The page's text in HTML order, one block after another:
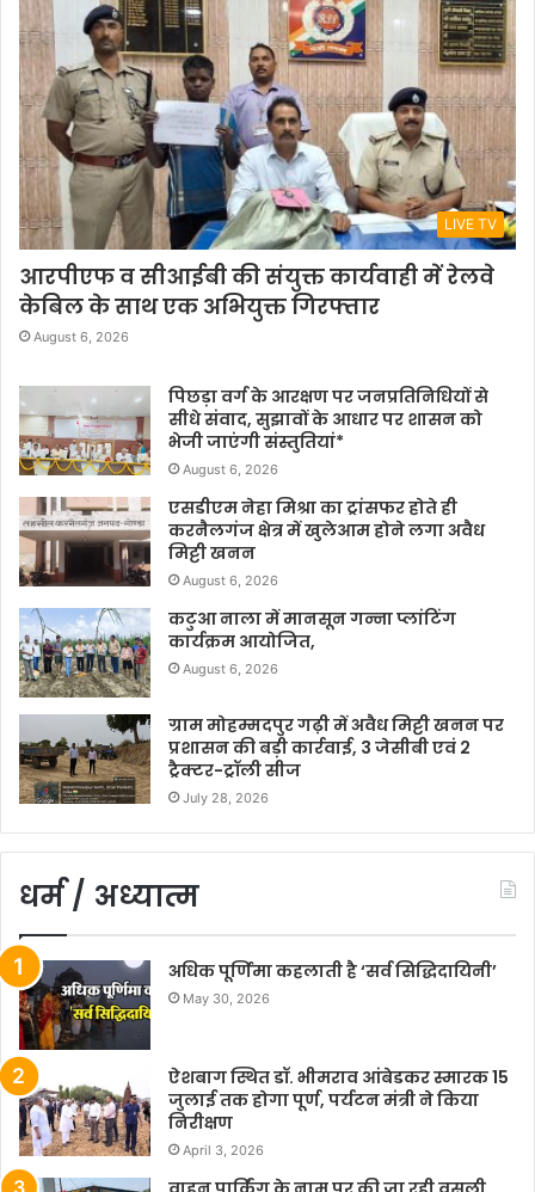
LIVE TV
आरपीएफ व सीआईबी की संयुक्त कार्यवाही में रेलवे
केबिल के साथ एक अभियुक्त गिरफ्तार
August 6, 2026
पिछड़ा वर्ग के आरक्षण पर जनप्रतिनिधियों से
सीधे संवाद, सुझावों के आधार पर शासन को
भेजी जाएंगी संस्तुतियां*
August 6, 2026
एसडीएम नेहा मिश्रा का ट्रांसफर होते ही
करनैलगंज क्षेत्र में खुलेआम होने लगा अवैध
मिट्टी खनन
August 6, 2026
कटुआ नाला में मानसून गन्ना प्लांटिंग
कार्यक्रम आयोजित,
August 6, 2026
ग्राम मोहम्मदपुर गढ़ी में अवैध मिट्टी खनन पर
प्रशासन की बड़ी कार्रवाई, 3 जेसीबी एवं 2
ट्रैक्टर-ट्रॉली सीज
July 28, 2026
धर्म / अध्यात्म
अधिक पूर्णिमा कहलाती है ‘सर्व सिद्धिदायिनी’
May 30, 2026
ऐशबाग स्थित डॉ. भीमराव आंबेडकर स्मारक 15
जुलाई तक होगा पूर्ण, पर्यटन मंत्री ने किया
निरीक्षण
April 3, 2026